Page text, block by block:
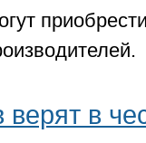
в